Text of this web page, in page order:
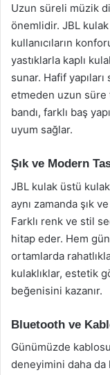
Uzun süreli müzik
önemlidir. JBL
kullanıcıların
yastıklarla kaplı
sunar. Hafif yapıları
etmeden uzun süre
bandı, farklı baş
uyum sağlar.
Şık ve Modern
JBL kulak üstü
aynı zamanda şık
Farklı renk ve stil
hitap eder. Hem
ortamlarda
kulaklıklar, estetik
beğenisini kazanır.
Bluetooth ve
Günümüzde
deneyimini daha da